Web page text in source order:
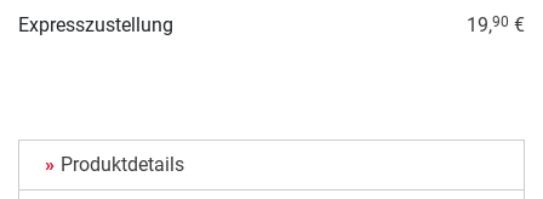
Expresszustellung 19,90 €
Produktdetails